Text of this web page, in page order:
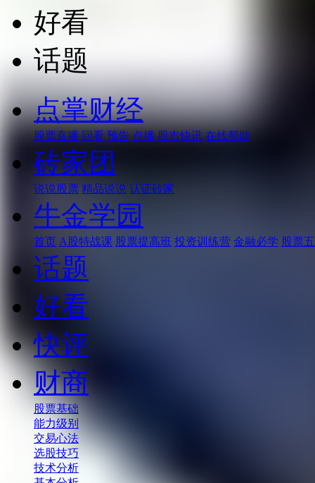
好看
话题
点掌财经
股票直播 回看 预告 点播 股市快讯 在线帮助
砖家团
说说股票 精品说说 认证砖家
牛金学园
首页 A股特战课 股票提高班 投资训练营 金融必学 股票
话题
好看
快评
财商
股票基础
能力级别
交易心法
选股技巧
技术分析